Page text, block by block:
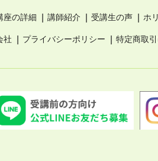
座の詳細 講師紹介 受講生の声 ホ
社 プライバシーポリシー 特定商取